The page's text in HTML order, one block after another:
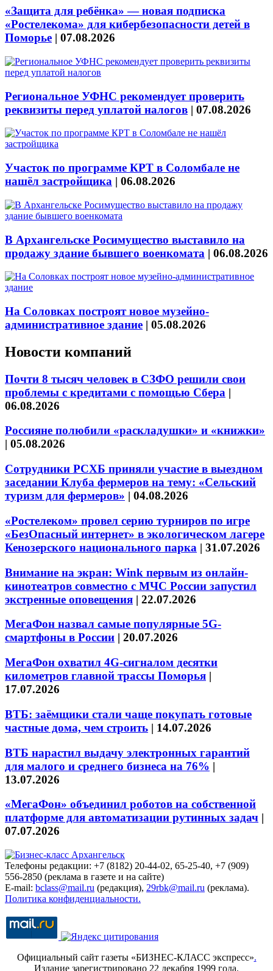
«Защита для ребёнка» — новая подписка
«Ростелекома» для кибербезопасности детей в
Поморье | 07.08.2026
Региональное УФНС рекомендует проверить
реквизиты перед уплатой налогов | 07.08.2026
Участок по программе КРТ в Соломбале не
нашёл застройщика | 06.08.2026
В Архангельске Росимущество выставило на
продажу здание бывшего военкомата | 06.08.2026
На Соловках построят новое музейно-
административное здание | 05.08.2026
Новости компаний
Почти 8 тысяч человек в СЗФО решили свои
проблемы с кредитами с помощью Сбера |
06.08.2026
Россияне полюбили «раскладушки» и «книжки»
| 05.08.2026
Сотрудники РСХБ приняли участие в выездном
заседании Клуба фермеров на тему: «Сельский
туризм для фермеров» | 04.08.2026
«Ростелеком» провел серию турниров по игре
«БезОпасный интернет» в экологическом лагере
Кенозерского национального парка | 31.07.2026
Внимание на экран: Wink первым из онлайн-
кинотеатров совместно с МЧС России запустил
экстренные оповещения | 22.07.2026
МегаФон назвал самые популярные 5G-
смартфоны в России | 20.07.2026
МегаФон охватил 4G-сигналом десятки
километров главной трассы Поморья |
17.07.2026
ВТБ: заёмщики стали чаще покупать готовые
частные дома, чем строить | 14.07.2026
ВТБ нарастил выдачу электронных гарантий
для малого и среднего бизнеса на 76% |
13.07.2026
«МегаФон» объединил роботов на собственной
платформе для автоматизации рутинных задач |
07.07.2026
Телефоны редакции: +7 (8182) 20-44-02, 65-25-40, +7 (909)
556-2850 (реклама в газете и на сайте)
E-mail: bclass@mail.ru (редакция), 29rbk@mail.ru (реклама).
Политика конфиденциальности.
Официальный сайт газеты «БИЗНЕС-КЛАСС экспресс».
Издание зарегистрировано 22 декабря 1999 года.